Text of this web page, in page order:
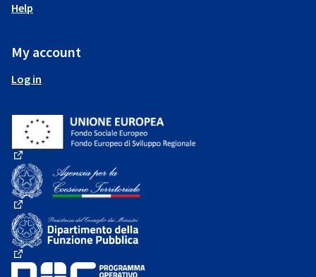
Help
My account
Log in
(External link)
(External link)
(External link)